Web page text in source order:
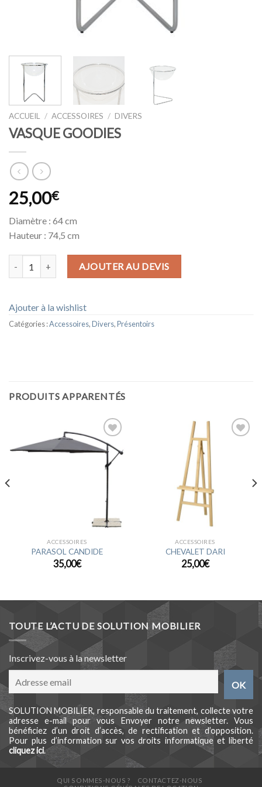
ACCUEIL / ACCESSOIRES / DIVERS
VASQUE GOODIES
25,00€
Diamètre : 64 cm
Hauteur : 74,5 cm
quantité de VASQUE GOODIESAJOUTER AU DEVIS
Ajouter à la wishlist
Catégories :Accessoires,Divers,Présentoirs
PRODUITS APPARENTÉS
Ajouter
à la
wishlist
ACCESSOIRES
PARASOL CANDIDE
35,00€
ACCESSOIRES
CHEVALET DARI
25,00€
TOUTE L’ACTU DE SOLUTION MOBILIER
Inscrivez-vous à la newsletter
SOLUTION MOBILIER, responsable du traitement, collecte votre
adresse e-mail pour vous Envoyer notre newsletter. Vous
bénéficiez d’un droit d’accès, de rectification et d’opposition.
Pour plus d’information sur vos droits informatique et liberté
cliquez ici.
QUI SOMMES-NOUS ?
CONTACTEZ-NOUS